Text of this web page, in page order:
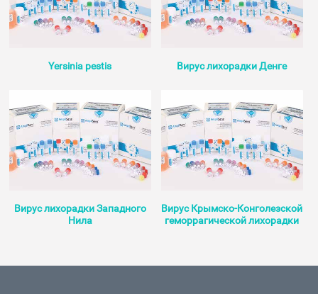
Yersinia pestis Вирус лихорадки Денге
Вирус лихорадки Западного
Нила
Вирус Крымско-Конголезской
геморрагической лихорадки